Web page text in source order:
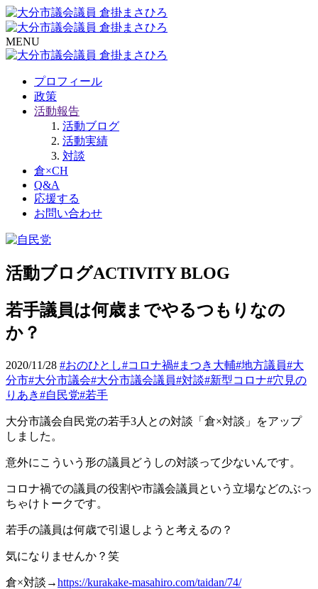
MENU
プロフィール
政策
活動報告
活動ブログ
活動実績
対談
倉×CH
Q&A
応援する
お問い合わせ
活動ブログACTIVITY BLOG
若手議員は何歳までやるつもりなの
か？
2020/11/28 #おのひとし#コロナ禍#まつき大輔#地方議員#大
分市#大分市議会#大分市議会議員#対談#新型コロナ#穴見の
りあき#自民党#若手
大分市議会自民党の若手3人との対談「倉×対談」をアップ
しました。
意外にこういう形の議員どうしの対談って少ないんです。
コロナ禍での議員の役割や市議会議員という立場などのぶっ
ちゃけトークです。
若手の議員は何歳で引退しようと考えるの？
気になりませんか？笑
倉×対談→https://kurakake-masahiro.com/taidan/74/